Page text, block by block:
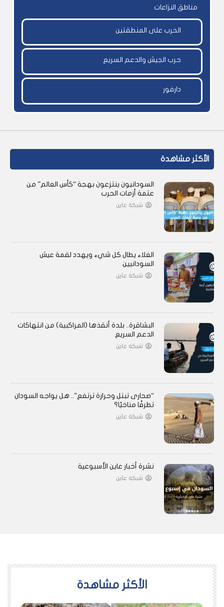
مناطق النزاعات
الحرب على المنطقتين
حرب الجيش والدعم السريع
دارفور
الأكثر مشاهدة
السودانيون ينتزعون بهجة “كأس العالم” من
عتمة أزمات الحرب
شبكة عاين
الغلاء يطال كل شيء ويهدد لقمة عيش
السودانيين
شبكة عاين
البشاقرة.. بلدة أنقذها (المراكبية) من انتهاكات
الدعم السريع
شبكة عاين
“صحارى تبتل وحرارة ترتفع”.. هل يواجه السودان
تطرفًا مناخيًا؟
شبكة عاين
نشرة أخبار عاين الأسبوعية
شبكة عاين
اﻷكثر مشاهدة